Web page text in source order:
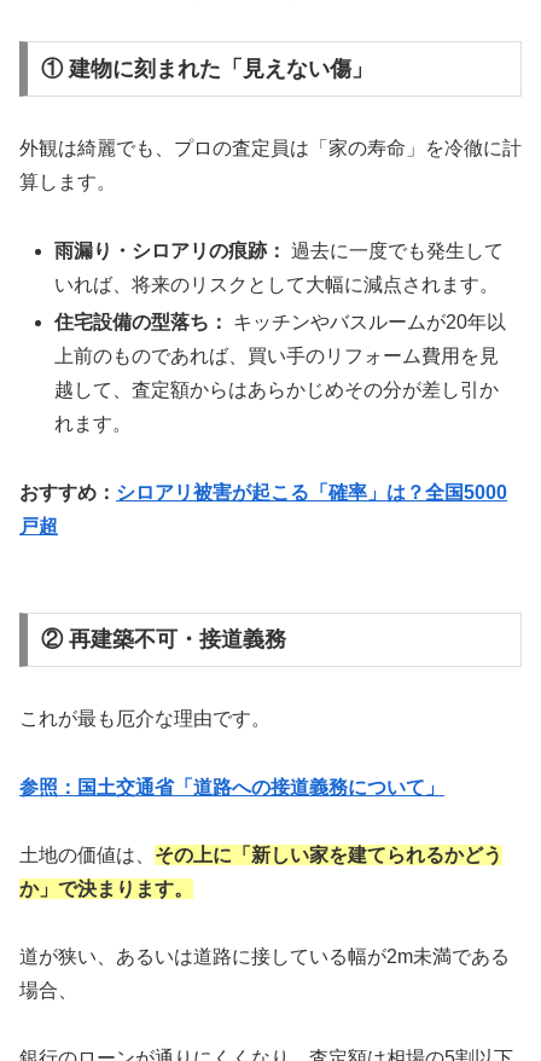
① 建物に刻まれた「見えない傷」
外観は綺麗でも、プロの査定員は「家の寿命」を冷徹に計
算します。
雨漏り・シロアリの痕跡： 過去に一度でも発生して
いれば、将来のリスクとして大幅に減点されます。
住宅設備の型落ち：
キッチンやバスルームが20年以
上前のものであれば、買い手のリフォーム費用を見
越して、査定額からはあらかじめその分が差し引か
れます。
おすすめ： シロアリ被害が起こる「確率」は？全国5000
戸超
② 再建築不可・接道義務
これが最も厄介な理由です。
参照：国土交通省「道路への接道義務について」
土地の価値は、 その上に「新しい家を建てられるかどう
か」で決まります。
道が狭い、あるいは道路に接している幅が2m未満である
場合、